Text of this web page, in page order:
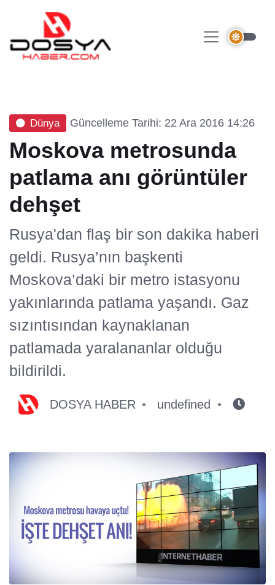
Dünya Güncelleme Tarihi: 22 Ara 2016 14:26
Moskova metrosunda
patlama anı görüntüler
dehşet
Rusya'dan flaş bir son dakika haberi
geldi. Rusya’nın başkenti
Moskova’daki bir metro istasyonu
yakınlarında patlama yaşandı. Gaz
sızıntısından kaynaklanan
patlamada yaralananlar olduğu
bildirildi.
DOSYA HABER undefined